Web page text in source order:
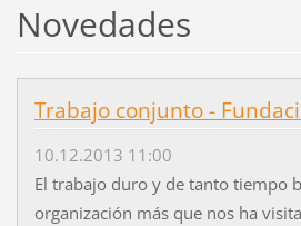
Novedades
Trabajo conjunto -
10.12.2013 11:00
El trabajo duro y de tanto tiempo
organización más que nos ha